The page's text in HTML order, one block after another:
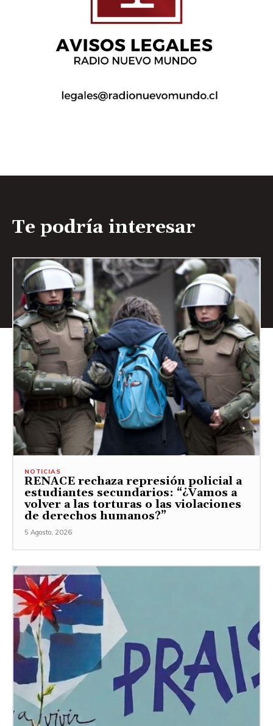
Te podría interesar
NOTICIAS
RENACE rechaza represión policial a
estudiantes secundarios: “¿Vamos a
volver a las torturas o las violaciones
de derechos humanos?”
5 Agosto, 2026